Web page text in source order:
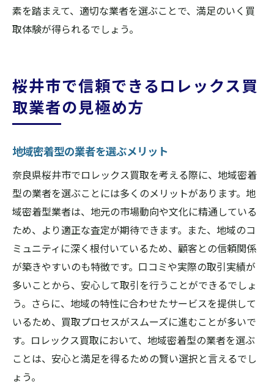
素を踏まえて、適切な業者を選ぶことで、満足のいく買
取体験が得られるでしょう。
桜井市で信頼できるロレックス買
取業者の見極め方
地域密着型の業者を選ぶメリット
奈良県桜井市でロレックス買取を考える際に、地域密着
型の業者を選ぶことには多くのメリットがあります。地
域密着型業者は、地元の市場動向や文化に精通している
ため、より適正な査定が期待できます。また、地域のコ
ミュニティに深く根付いているため、顧客との信頼関係
が築きやすいのも特徴です。口コミや実際の取引実績が
多いことから、安心して取引を行うことができるでしょ
う。さらに、地域の特性に合わせたサービスを提供して
いるため、買取プロセスがスムーズに進むことが多いで
す。ロレックス買取において、地域密着型の業者を選ぶ
ことは、安心と満足を得るための賢い選択と言えるでし
ょう。